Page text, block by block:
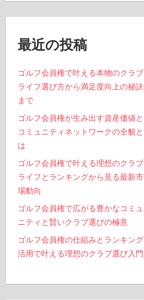
最近の投稿
ゴルフ会員権で叶える本物のクラブ
ライフ選び方から満足度向上の秘訣
まで
ゴルフ会員権が生み出す資産価値と
コミュニティネットワークの全貌と
は
ゴルフ会員権で叶える理想のクラブ
ライフとランキングから見る最新市
場動向
ゴルフ会員権で広がる豊かなコミュ
ニティと賢いクラブ選びの極意
ゴルフ会員権の仕組みとランキング
活用で叶える理想のクラブ選び入門